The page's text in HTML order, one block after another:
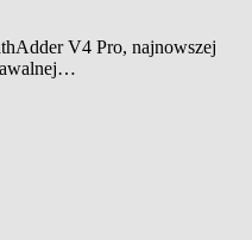
V4 Pro, najnowszej